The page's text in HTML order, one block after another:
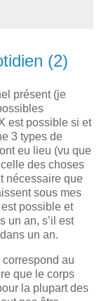
(2)
présent (je
est possible si et
3 types de
eu lieu (vu que
des choses
nécessaire que
sous mes
possible et
un an, s’il est
un an.
au
que le corps
la plupart des